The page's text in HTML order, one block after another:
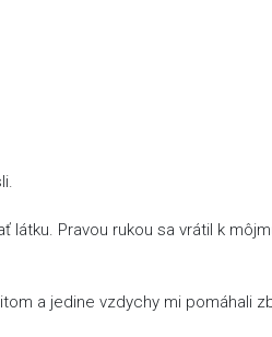
látku. Pravou rukou sa vrátil k
a jedine vzdychy mi pomáhali